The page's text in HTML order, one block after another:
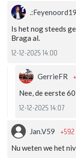
Is het nog steeds
Braga al.
12-12-2025 14:00
GerrieFR
Nee, de eerste
12-12-2025 14:07
Jan.V59 +592
Nu weten we het